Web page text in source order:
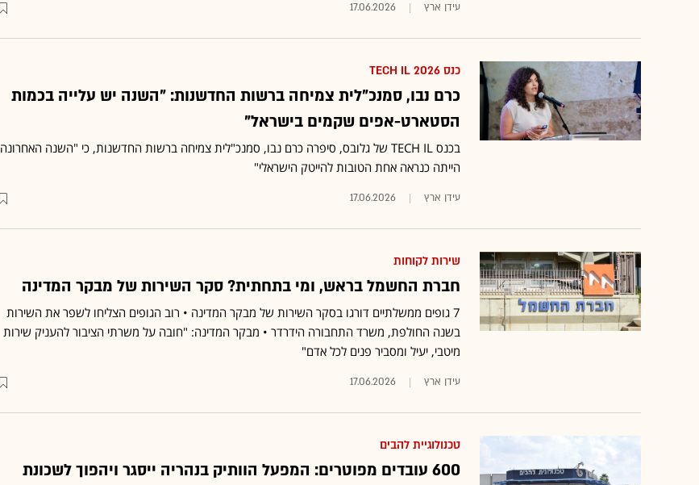
עידן ארץ 17.06.2026
כנס TECH IL 2026
כרם נבו, סמנכ"לית צמיחה ברשות החדשנות: "השנה יש עלייה בכמות
הסטארט-אפים שקמים בישראל"
בכנס TECH IL של גלובס, סיפרה כרם נבו, סמנכ"לית צמיחה ברשות החדשנות, כי "השנה האחרונה
הייתה כנראה אחת הטובות להייטק הישראלי"
עידן ארץ 17.06.2026
שירות לקוחות
חברת החשמל בראש, ומי בתחתית? סקר השירות של מבקר המדינה
7 גופים ממשלתיים דורגו בסקר השירות של מבקר המדינה • רוב הגופים הצליחו לשפר את השירות
בשנה החולפת, משרד התחבורה הידרדר • מבקר המדינה: "חובה על משרתי הציבור להעניק שירות
מיטבי, יעיל ומסביר פנים לכל אדם"
עידן ארץ 17.06.2026
טכנולוגיית להבים
600 עובדים מפוטרים: המפעל הוותיק בנהריה ייסגר ויהפוך לשכונת